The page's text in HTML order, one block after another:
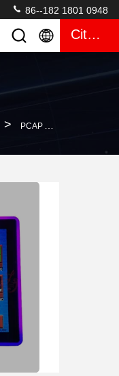
86--182 1801 0948
Citazione
> PCAP A 19 Pollici 3M RS232 ELO Casino Skilled Gaming Monitor Da Vendere